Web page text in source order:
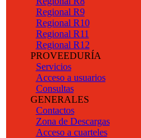
Regional R9
Regional R10
Regional R11
Regional R12
PROVEEDURÍA
Servicios
Acceso a usuarios
Consultas
GENERALES
Contactos
Zona de Descargas
Acceso a cuarteles